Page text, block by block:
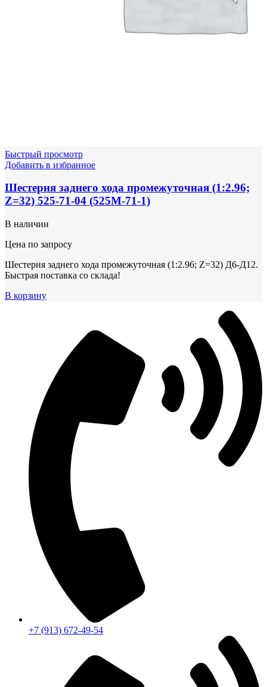
Быстрый просмотр
Добавить в избранное
Шестерня заднего хода промежуточная (1:2.96;
Z=32) 525-71-04 (525М-71-1)
В наличии
Цена по запросу
Шестерня заднего хода промежуточная (1:2.96; Z=32) Д6-Д12.
Быстрая поставка со склада!
В корзину
+7 (913) 672-49-54